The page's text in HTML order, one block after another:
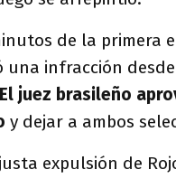
de la primera
una infracción
El juez brasileño
y dejar a ambos
expulsión de